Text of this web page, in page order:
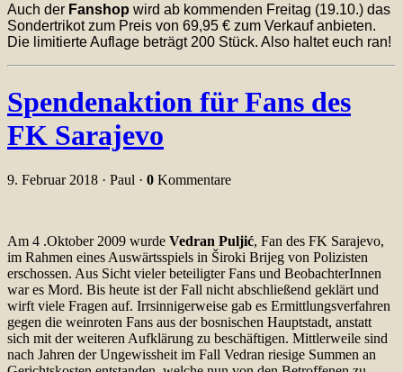
Auch der Fanshop wird ab kommenden Freitag (19.10.) das
Sondertrikot zum Preis von 69,95 € zum Verkauf anbieten.
Die limitierte Auflage beträgt 200 Stück. Also haltet euch ran!
Spendenaktion für Fans des
FK Sarajevo
9. Februar 2018 · Paul · 0 Kommentare
Am 4 .Oktober 2009 wurde Vedran Puljić, Fan des FK Sarajevo,
im Rahmen eines Auswärtsspiels in Široki Brijeg von Polizisten
erschossen. Aus Sicht vieler beteiligter Fans und BeobachterInnen
war es Mord. Bis heute ist der Fall nicht abschließend geklärt und
wirft viele Fragen auf. Irrsinnigerweise gab es Ermittlungsverfahren
gegen die weinroten Fans aus der bosnischen Hauptstadt, anstatt
sich mit der weiteren Aufklärung zu beschäftigen. Mittlerweile sind
nach Jahren der Ungewissheit im Fall Vedran riesige Summen an